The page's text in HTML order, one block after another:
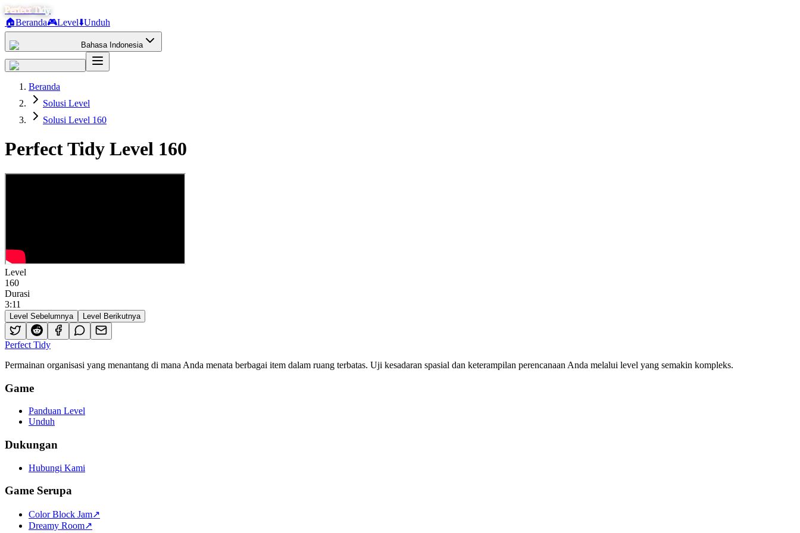
Perfect Tidy
🏠Beranda🎮Level⬇️Unduh
Bahasa Indonesia
Beranda
Solusi Level
Solusi Level 160
Perfect Tidy Level 160
Level
160
Durasi
3:11
Level Sebelumnya Level Berikutnya
Perfect Tidy
Permainan organisasi yang menantang di mana Anda menata berbagai item dalam ruang terbatas. Uji kesadaran spasial dan keterampilan perencanaan Anda melalui level yang semakin kompleks.
Game
Panduan Level
Unduh
Dukungan
Hubungi Kami
Game Serupa
Color Block Jam↗️
Dreamy Room↗️